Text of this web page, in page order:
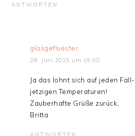
ANTWORTEN
glasgefluester
29. Juni 2015 um 19:08
Ja das lohnt sich auf jeden
jetzigen Temperaturen!
Zauberhafte Grüße zurück,
Britta
ANTWORTEN